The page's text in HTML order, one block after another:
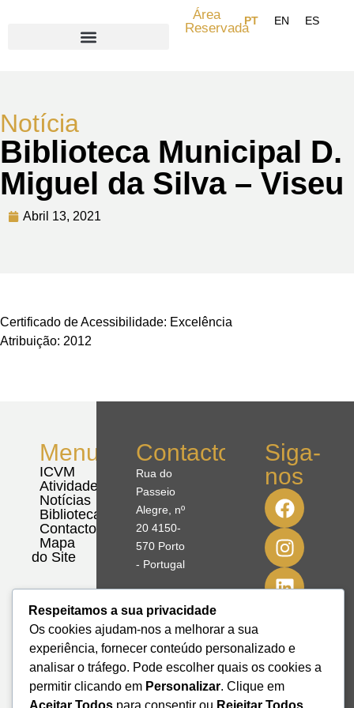
Área
Reservada
Notícia
Biblioteca Municipal D.
Miguel da Silva – Viseu
Abril 13, 2021
Certificado de Acessibilidade: Excelência
Atribuição: 2012
Menu
ICVM
Atividades
Notícias
Biblioteca
Contactos
Mapa
do Site
Contactos
Rua do
Passeio
Alegre, nº
20 4150-
570 Porto
- Portugal
N
8º39'41,76"
W
+351 228
Siga-
nos
Respeitamos a sua privacidade
Os cookies ajudam-nos a melhorar a sua
experiência, fornecer conteúdo personalizado e
analisar o tráfego. Pode escolher quais os cookies a
permitir clicando em Personalizar. Clique em